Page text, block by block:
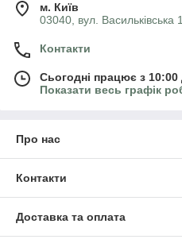
м. Київ
03040, вул. Васильківська
Контакти
Сьогодні працює з 10:00
Показати весь графік
Про нас
Контакти
Доставка та оплата